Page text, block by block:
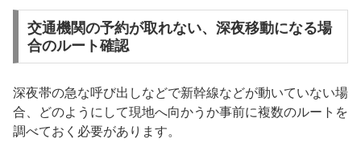
交通機関の予約が取れない、深夜移動になる場
合のルート確認
深夜帯の急な呼び出しなどで新幹線などが動いていない場
合、どのようにして現地へ向かうか事前に複数のルートを
調べておく必要があります。